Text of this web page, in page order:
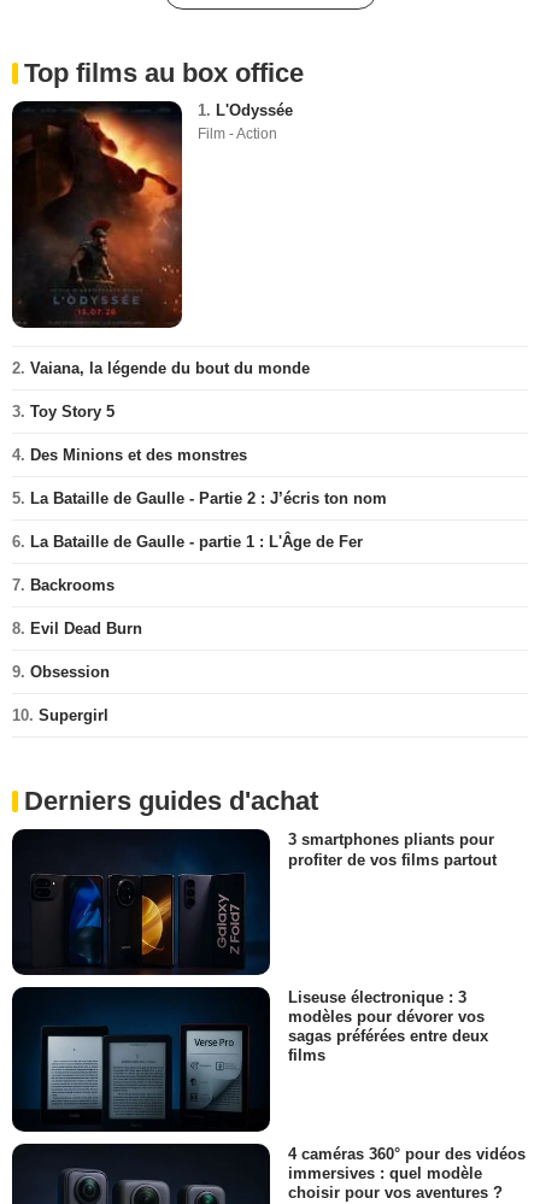
Top films au box office
1. L'Odyssée
Film - Action
2. Vaiana, la légende du bout du monde
3. Toy Story 5
4. Des Minions et des monstres
5. La Bataille de Gaulle - Partie 2 : J’écris ton nom
6. La Bataille de Gaulle - partie 1 : L'Âge de Fer
7. Backrooms
8. Evil Dead Burn
9. Obsession
10. Supergirl
Derniers guides d'achat
3 smartphones pliants pour
profiter de vos films partout
Liseuse électronique : 3
modèles pour dévorer vos
sagas préférées entre deux
films
4 caméras 360° pour des vidéos
immersives : quel modèle
choisir pour vos aventures ?